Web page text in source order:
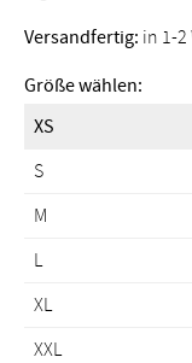
Versandfertig: in 1-2
Größe wählen:
XS
S
M
L
XL
XXL